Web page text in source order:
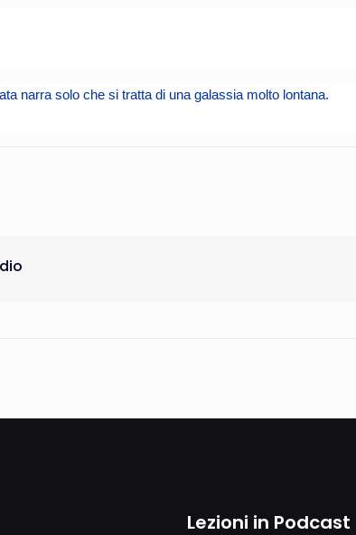
narra solo che si tratta di una galassia molto lontana.
Lezioni in Podcast